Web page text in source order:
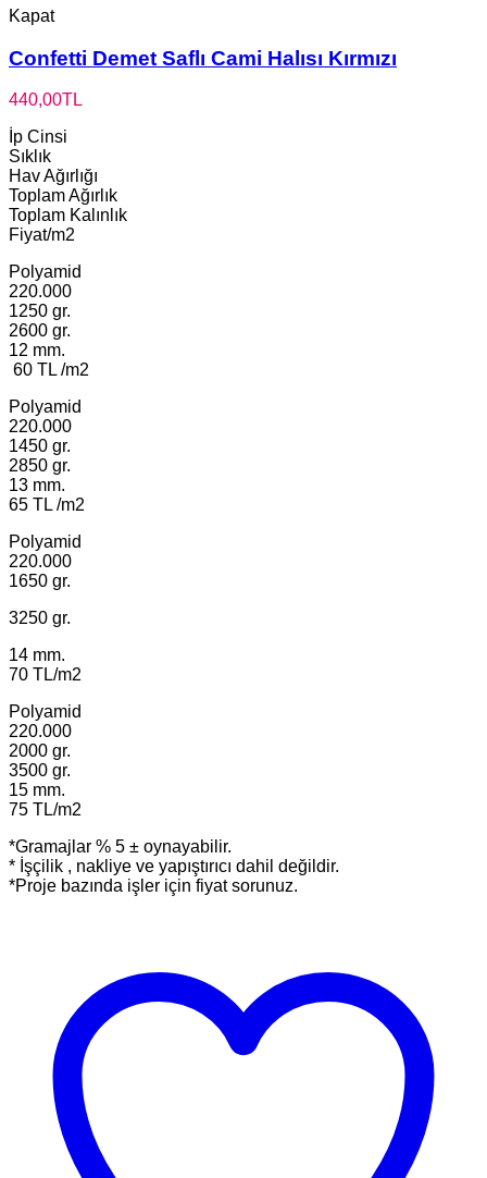
Kapat
Confetti Demet Saflı Cami Halısı Kırmızı
440,00TL
İp Cinsi
Sıklık
Hav Ağırlığı
Toplam Ağırlık
Toplam Kalınlık
Fiyat/m2
Polyamid
220.000
1250 gr.
2600 gr.
12 mm.
60 TL /m2
Polyamid
220.000
1450 gr.
2850 gr.
13 mm.
65 TL /m2
Polyamid
220.000
1650 gr.
3250 gr.
14 mm.
70 TL/m2
Polyamid
220.000
2000 gr.
3500 gr.
15 mm.
75 TL/m2
*Gramajlar % 5 ± oynayabilir.
* İşçilik , nakliye ve yapıştırıcı dahil değildir.
*Proje bazında işler için fiyat sorunuz.